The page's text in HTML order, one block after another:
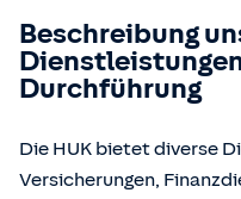
Beschreibung
Durchführung
Die HUK bietet diverse
Versicherungen,